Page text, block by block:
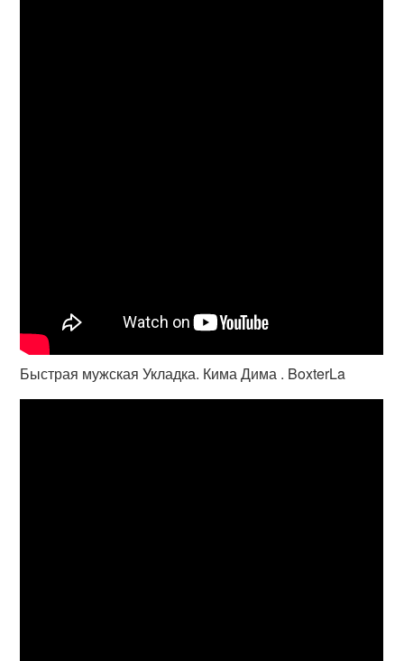
Быстрая мужская Укладка. Кима Дима . BoxterLa